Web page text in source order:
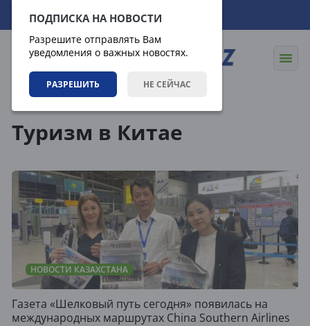
ПОДПИСКА НА НОВОСТИ
Разрешите отправлять Вам
уведомления о важных новостях.
РАЗРЕШИТЬ НЕ СЕЙЧАС
08.08.2026 14:36:03
Туризм в Китае
НОВОСТИ КАЗАХСТАНА
Газета «Шелковый путь сегодня» появилась на
международных маршрутах China Southern Airlines